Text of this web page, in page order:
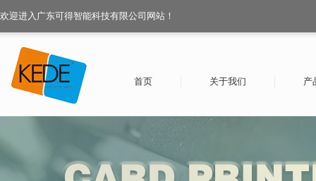
欢迎进入广东可得智能科技有限公司网站！
首页 关于我们 产